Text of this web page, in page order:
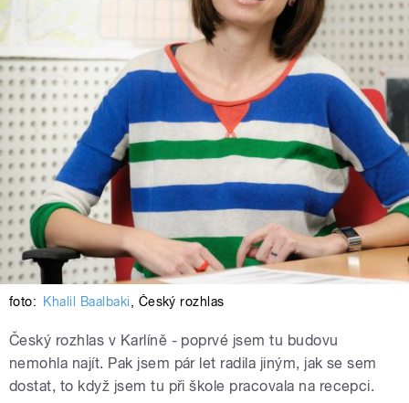
foto: Khalil Baalbaki, Český rozhlas
Český rozhlas v Karlíně - poprvé jsem tu budovu
nemohla najít. Pak jsem pár let radila jiným, jak se sem
dostat, to když jsem tu při škole pracovala na recepci.